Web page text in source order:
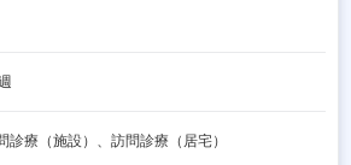
診療（施設）、訪問診療（居宅）